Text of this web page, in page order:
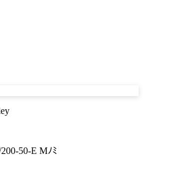
50-E Mﾉﾐ